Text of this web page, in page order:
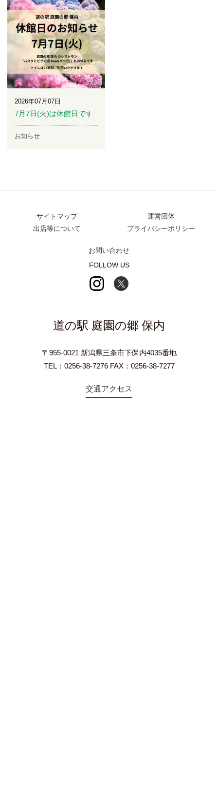
2026年07月07日
7月7日(火)は休館日です
お知らせ
サイトマップ
運営団体
出店等について
プライバシーポリシー
お問い合わせ
FOLLOW US
道の駅 庭園の郷 保内
〒955-0021 新潟県三条市下保内4035番地
TEL：0256-38-7276 FAX：0256-38-7277
交通アクセス